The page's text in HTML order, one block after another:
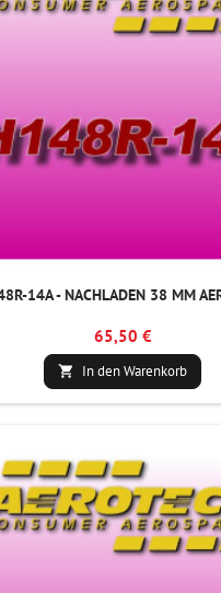
14A - NACHLADEN 38 MM
65,50 €
 In den Warenkorb